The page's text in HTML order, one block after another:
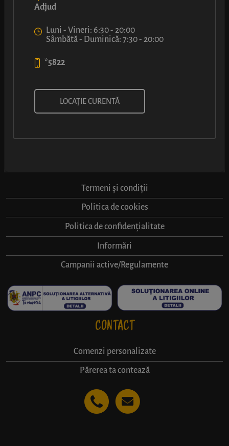
Povestea LUCA
Cariere
Termeni și condiții
Politica de cookies
Politica de confidențialitate
Informări
Campanii active/Regulamente
CONTACT
Comenzi personalizate
Părerea ta contează
Adjud
Luni - Vineri: 6:30 - 20:00
Sâmbătă - Duminică: 7:30 - 20:00
*5822
LOCAȚIE CURENTĂ